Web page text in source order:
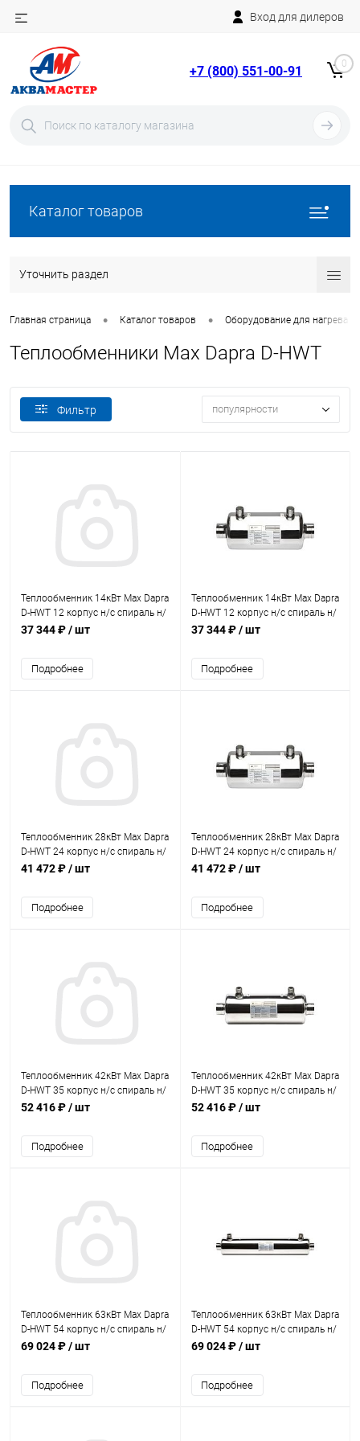
Вход для дилеров
+7 (800) 551-00-91 0
Каталог товаров
Уточнить раздел
Главная страница • Каталог товаров • Оборудование для нагрева
Теплообменники Max Dapra D-HWT
Фильтр популярности
Теплообменник 14кВт Max Dapra
D-HWT 12 корпус н/с спираль н/
с AISI 316 (10 01 24)
37 344 ₽/ шт
Подробнее
Теплообменник 14кВт Max Dapra
D-HWT 12 корпус н/с спираль н/
с AISI 316 (100124)
37 344 ₽/ шт
Подробнее
Теплообменник 28кВт Max Dapra
D-HWT 24 корпус н/с спираль н/
с AISI 316 (10 01 25)
41 472 ₽/ шт
Подробнее
Теплообменник 28кВт Max Dapra
D-HWT 24 корпус н/с спираль н/
с AISI 316 (100125)
41 472 ₽/ шт
Подробнее
Теплообменник 42кВт Max Dapra
D-HWT 35 корпус н/с спираль н/
с AISI 316 (10 01 26)
52 416 ₽/ шт
Подробнее
Теплообменник 42кВт Max Dapra
D-HWT 35 корпус н/с спираль н/
с AISI 316 (100126)
52 416 ₽/ шт
Подробнее
Теплообменник 63кВт Max Dapra
D-HWT 54 корпус н/с спираль н/
с AISI 316 (10 01 27)
69 024 ₽/ шт
Подробнее
Теплообменник 63кВт Max Dapra
D-HWT 54 корпус н/с спираль н/
с AISI 316 (100127)
69 024 ₽/ шт
Подробнее